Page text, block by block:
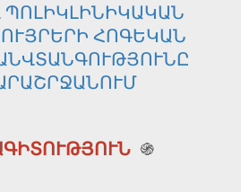
ՊՈԼԻԿԼԻՆԻԿԱԿԱՆ
ՀՈԳԵԿԱՆ
֍